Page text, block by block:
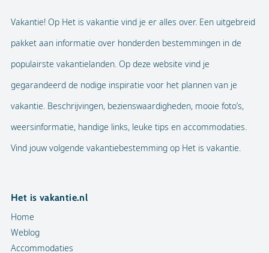
Vakantie! Op Het is vakantie vind je er alles over. Een uitgebreid
pakket aan informatie over honderden bestemmingen in de
populairste vakantielanden. Op deze website vind je
gegarandeerd de nodige inspiratie voor het plannen van je
vakantie. Beschrijvingen, bezienswaardigheden, mooie foto’s,
weersinformatie, handige links, leuke tips en accommodaties.
Vind jouw volgende vakantiebestemming op Het is vakantie.
Het is vakantie.nl
Home
Weblog
Accommodaties